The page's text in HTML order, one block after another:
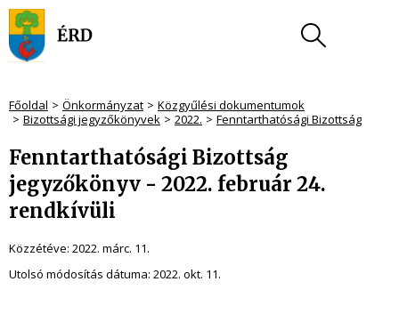
Főoldal Önkormányzat
Közgyűlési dokumentumok
Bizottsági jegyzőkönyvek
2022. Fenntarthatósági Bizottság
Fenntarthatósági Bizottság
jegyzőkönyv - 2022. február 24.
rendkívüli
Közzétéve: 2022. márc. 11.
Utolsó módosítás dátuma: 2022. okt. 11.